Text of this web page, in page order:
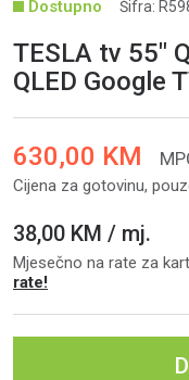
Šifra:
TESLA tv 55"
QLED Google
630,00 KM
Cijena za gotovinu,
38,00 KM / mj.
Mjesečno na rate za
rate!